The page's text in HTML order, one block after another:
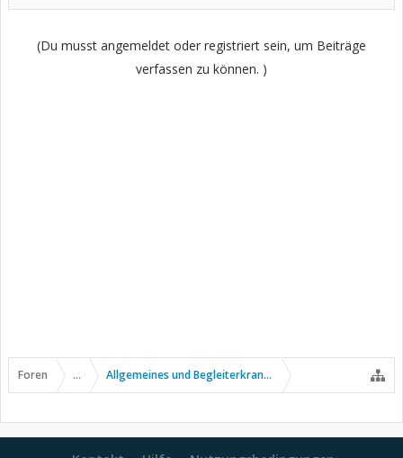
(Du musst angemeldet oder registriert sein, um Beiträge
verfassen zu können. )
Foren ... Allgemeines und Begleiterkrankungen